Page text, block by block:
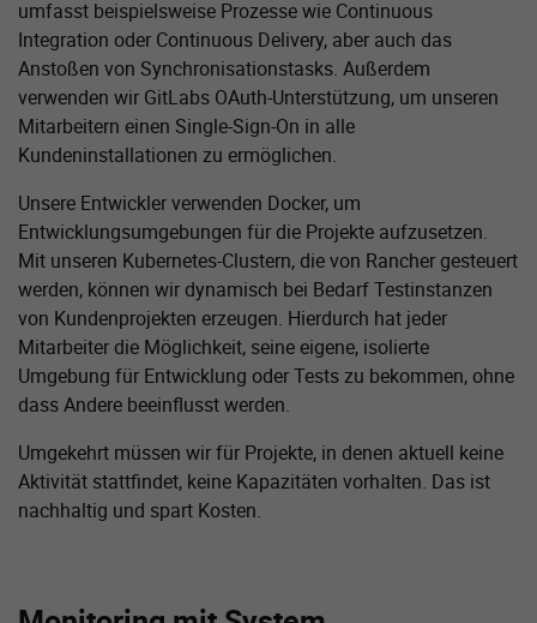
umfasst beispielsweise Prozesse wie Continuous
Integration oder Continuous Delivery, aber auch das
Anstoßen von Synchronisationstasks. Außerdem
verwenden wir GitLabs OAuth-Unterstützung, um unseren
Mitarbeitern einen Single-Sign-On in alle
Kundeninstallationen zu ermöglichen.
Unsere Entwickler verwenden Docker, um
Entwicklungsumgebungen für die Projekte aufzusetzen.
Mit unseren Kubernetes-Clustern, die von Rancher gesteuert
werden, können wir dynamisch bei Bedarf Testinstanzen
von Kundenprojekten erzeugen. Hierdurch hat jeder
Mitarbeiter die Möglichkeit, seine eigene, isolierte
Umgebung für Entwicklung oder Tests zu bekommen, ohne
dass Andere beeinflusst werden.
Umgekehrt müssen wir für Projekte, in denen aktuell keine
Aktivität stattfindet, keine Kapazitäten vorhalten. Das ist
nachhaltig und spart Kosten.